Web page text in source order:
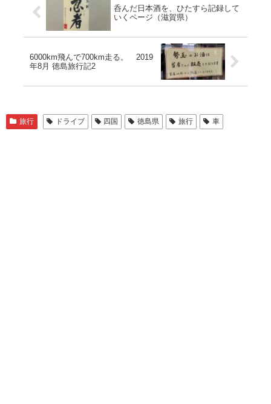
呑んだ日本酒を、ひたすら記録して
いくページ（滋賀県）
6000km飛んで700km走る。 2019
年8月 徳島旅行記2
旅行 ドライブ 四国 徳島県 旅行 車